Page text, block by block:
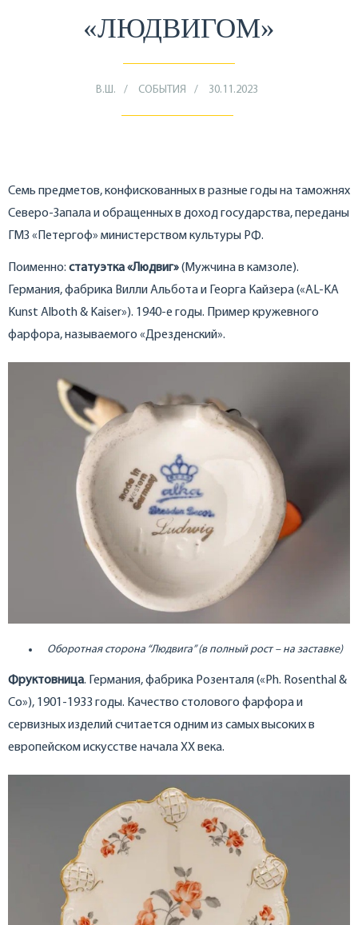
«ЛЮДВИГОМ»
В.Ш. СОБЫТИЯ 30.11.2023
Семь предметов, конфискованных в разные годы на таможнях
Северо-Запала и обращенных в доход государства, переданы
ГМЗ «Петергоф» министерством культуры РФ.
Поименно: статуэтка «Людвиг»(Мужчина в камзоле).
Германия, фабрика Вилли Альбота и Георга Кайзера («AL-KA
Kunst Alboth & Kaiser»). 1940-е годы. Пример кружевного
фарфора, называемого «Дрезденский».
Оборотная сторона “Людвига” (в полный рост – на заставке)
Фруктовница. Германия, фабрика Розенталя («Ph. Rosenthal &
Co»), 1901-1933 годы. Качество столового фарфора и
сервизных изделий считается одним из самых высоких в
европейском искусстве начала ХХ века.